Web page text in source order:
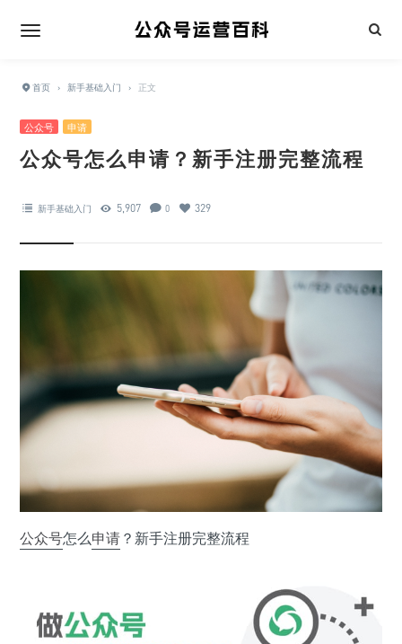
首页 › 新手基础入门 › 正文
公众号 申请
公众号怎么申请？新手注册完整流程
新手基础入门 5,907 0 329
公众号怎么申请 ？新手注册完整流程